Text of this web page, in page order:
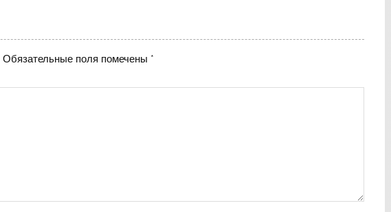
Обязательные поля помечены *